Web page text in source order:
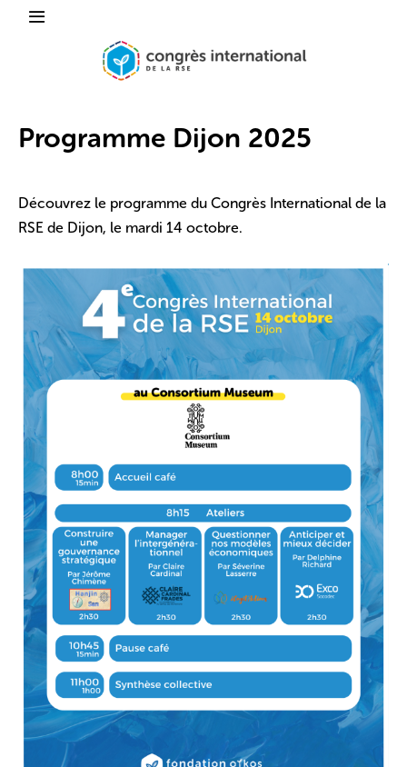
Programme Dijon 2025
Découvrez le programme du Congrès International de la
RSE de Dijon, le mardi 14 octobre.